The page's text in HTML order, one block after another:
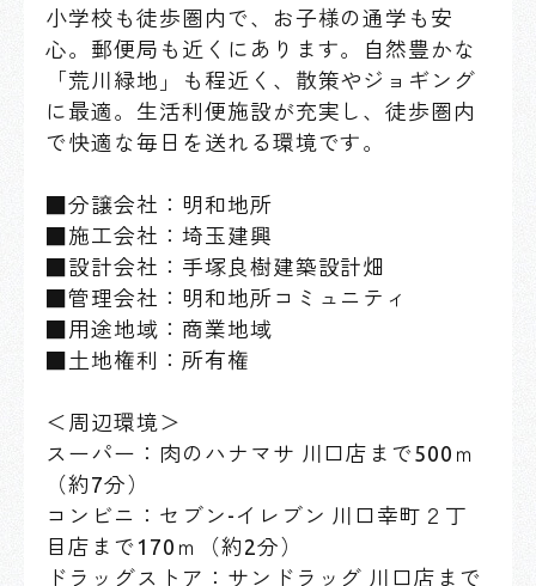
小学校も徒歩圏内で、お子様の通学も安
心。郵便局も近くにあります。自然豊かな
「荒川緑地」も程近く、散策やジョギング
に最適。生活利便施設が充実し、徒歩圏内
で快適な毎日を送れる環境です。
■分譲会社：明和地所
■施工会社：埼玉建興
■設計会社：手塚良樹建築設計畑
■管理会社：明和地所コミュニティ
■用途地域：商業地域
■土地権利：所有権
＜周辺環境＞
スーパー：肉のハナマサ 川口店まで500ｍ
（約7分）
コンビニ：セブン-イレブン 川口幸町２丁
目店まで170ｍ（約2分）
ドラッグストア：サンドラッグ 川口店まで